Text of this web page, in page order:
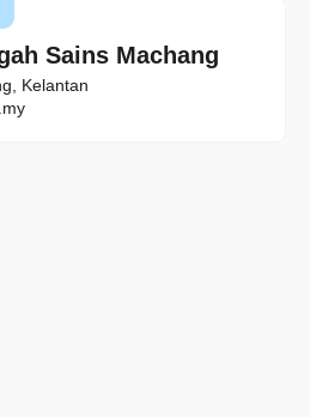
Sains Machang
Kelantan